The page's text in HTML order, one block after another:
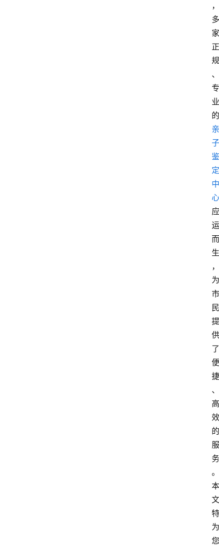
，
多
家
正
规
、
专
业
的
亲
子
鉴
定
中
心
应
运
而
生
，
为
市
民
提
供
了
便
捷
、
高
效
的
服
务
。
本
文
特
为
您